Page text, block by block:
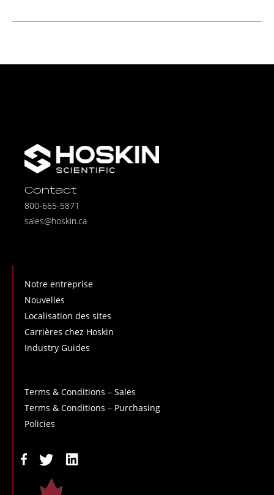
Contact
800-665-5871
sales@hoskin.ca
Notre entreprise
Nouvelles
Localisation des sites
Carrières chez Hoskin
Industry Guides
Terms & Conditions – Sales
Terms & Conditions – Purchasing
Policies